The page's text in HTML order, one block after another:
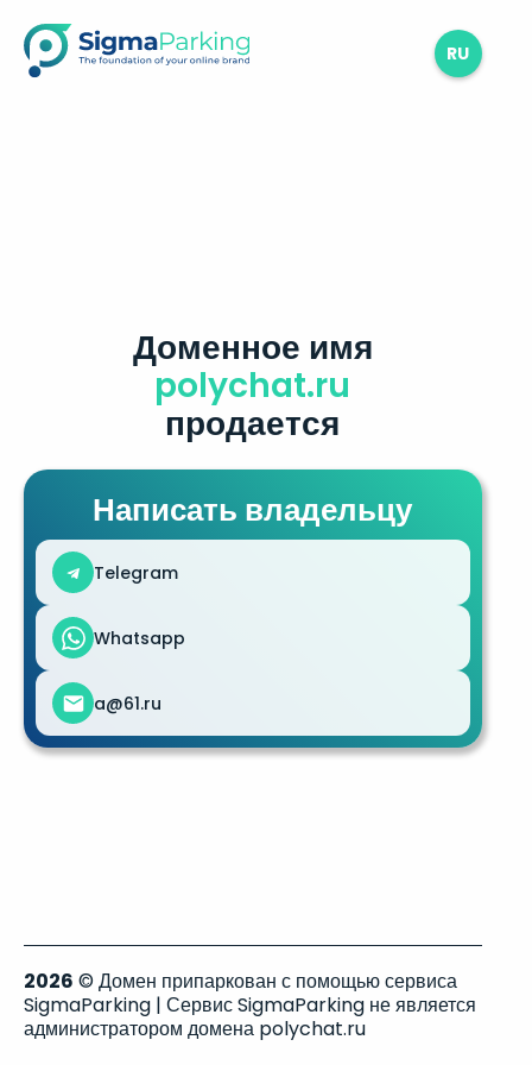
RU
Доменное имя
polychat.ru
продается
Написать владельцу
Telegram
Whatsapp
a@61.ru
2026 © Домен припаркован с помощью сервиса
SigmaParking | Сервис SigmaParking не является
администратором домена polychat.ru